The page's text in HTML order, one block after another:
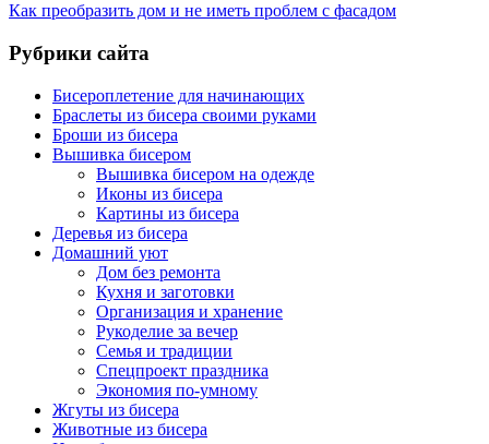
Как преобразить дом и не иметь проблем с фасадом
Рубрики сайта
Бисероплетение для начинающих
Браслеты из бисера своими руками
Броши из бисера
Вышивка бисером
Вышивка бисером на одежде
Иконы из бисера
Картины из бисера
Деревья из бисера
Домашний уют
Дом без ремонта
Кухня и заготовки
Организация и хранение
Рукоделие за вечер
Семья и традиции
Спецпроект праздника
Экономия по-умному
Жгуты из бисера
Животные из бисера